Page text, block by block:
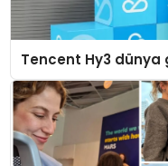
Tencent Hy3 dünya